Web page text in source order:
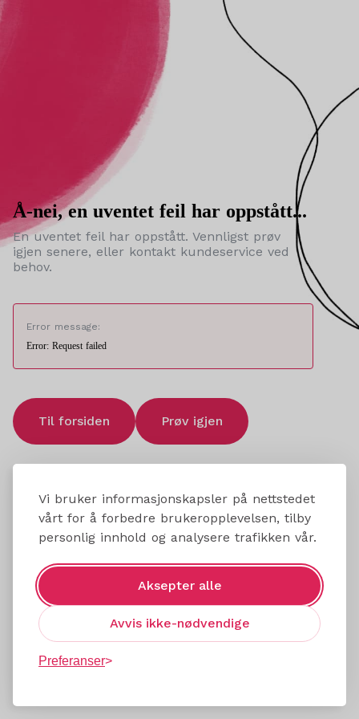
Vi bruker informasjonskapsler på nettstedet
vårt for å forbedre brukeropplevelsen, tilby
personlig innhold og analysere trafikken vår.
Aksepter alle
Avvis ikke-nødvendige
Preferanser
Å-nei, en uventet feil har oppstått...
En uventet feil har oppstått. Vennligst prøv
igjen senere, eller kontakt kundeservice ved
behov.
Error message:
Error: Request failed
Til forsiden Prøv igjen